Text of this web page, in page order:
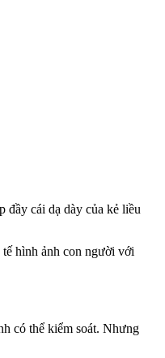
đầy cái dạ dày của kẻ liều
hình ảnh con người với
có thể kiểm soát. Nhưng